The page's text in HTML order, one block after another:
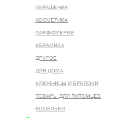
УКРАШЕНИЯ
КОСМЕТИКА
ПАРФЮМЕРИЯ
КЕРАМИКА
ДРУГОЕ
ДЛЯ ДОМА
КЛЮЧНИЦЫ И БРЕЛОКИ
ТОВАРЫ ДЛЯ ПИТОМЦЕВ
КОШЕЛЬКИ